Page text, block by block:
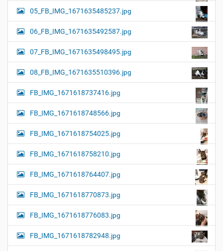
05_FB_IMG_1671635485237.jpg
06_FB_IMG_1671635492587.jpg
07_FB_IMG_1671635498495.jpg
08_FB_IMG_1671635510396.jpg
FB_IMG_1671618737416.jpg
FB_IMG_1671618748566.jpg
FB_IMG_1671618754025.jpg
FB_IMG_1671618758210.jpg
FB_IMG_1671618764407.jpg
FB_IMG_1671618770873.jpg
FB_IMG_1671618776083.jpg
FB_IMG_1671618782948.jpg